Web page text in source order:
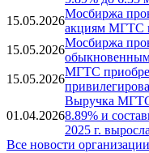
15.05.2026
Мосбиржа
акциям МГТС
15.05.2026
Мосбиржа
15.05.2026
МГТС
01.04.2026
Выручка МГТС
8.89% и
2025 г.
Все новости организации